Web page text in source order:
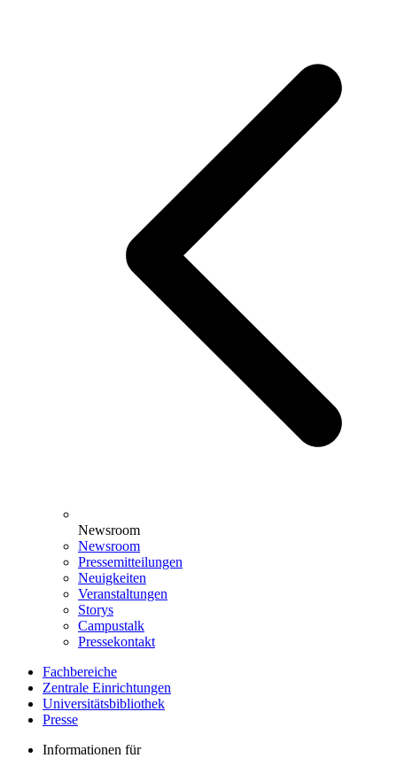
Newsroom
Newsroom
Pressemitteilungen
Neuigkeiten
Veranstaltungen
Storys
Campustalk
Pressekontakt
Fachbereiche
Zentrale Einrichtungen
Universitätsbibliothek
Presse
Informationen für